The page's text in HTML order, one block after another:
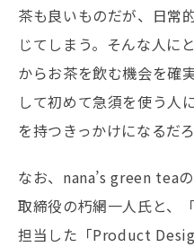
茶も良いものだが、日常
じてしまう。そんな人に
からお茶を飲む機会を確
して初めて急須を使う人
を持つきっかけになるだろ
なお、nana’s green tea
取締役の朽網一人氏と、
担当した「Product